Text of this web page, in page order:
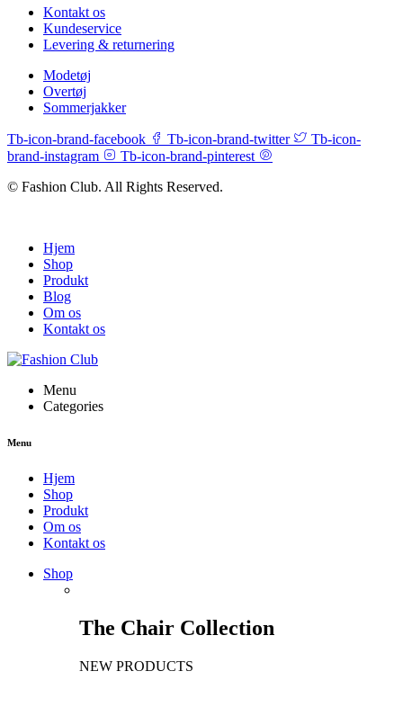
Kontakt os
Kundeservice
Levering & returnering
Modetøj
Overtøj
Sommerjakker
Tb-icon-brand-facebook Tb-icon-brand-twitter
Tb-icon-
brand-instagram
Tb-icon-brand-pinterest
© Fashion Club. All Rights Reserved.
Hjem
Shop
Produkt
Blog
Om os
Kontakt os
Menu
Categories
Menu
Hjem
Shop
Produkt
Om os
Kontakt os
Shop
The Chair Collection
NEW PRODUCTS